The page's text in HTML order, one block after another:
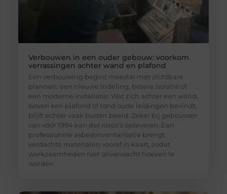
Verbouwen in een ouder gebouw: voorkom
verrassingen achter wand en plafond
Een verbouwing begint meestal met zichtbare
plannen: een nieuwe indeling, betere isolatie of
een moderne installatie. Wat zich achter een wand,
boven een plafond of rond oude leidingen bevindt,
blijft echter vaak buiten beeld. Zeker bij gebouwen
van vóór 1994 kan dat risico’s opleveren. Een
professionele asbestinventarisatie brengt
verdachte materialen vooraf in kaart, zodat
werkzaamheden niet onverwacht hoeven te
worden